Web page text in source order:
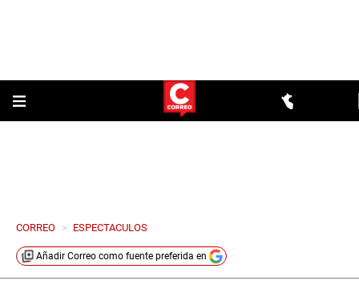
CORREO > ESPECTACULOS
Añadir Correo como fuente preferida en